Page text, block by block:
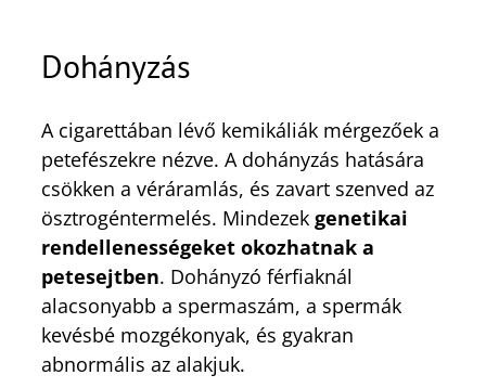
Dohányzás
A cigarettában lévő kemikáliák mérgezőek a
petefészekre nézve. A dohányzás hatására
csökken a véráramlás, és zavart szenved az
ösztrogéntermelés. Mindezek genetikai
rendellenességeket okozhatnak a
petesejtben. Dohányzó férfiaknál
alacsonyabb a spermaszám, a spermák
kevésbé mozgékonyak, és gyakran
abnormális az alakjuk.